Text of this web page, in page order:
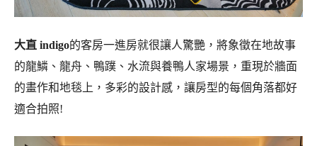
大直 indigo的客房一進房就很讓人驚艷，將象徵在地故事
的龍鱗、龍舟、鴨蹼、水流與養鴨人家場景，重現於牆面
的畫作和地毯上，多彩的設計感，讓房型的每個角落都好
適合拍照!